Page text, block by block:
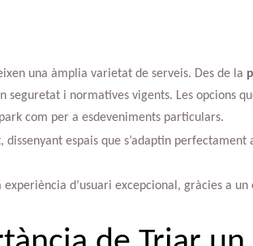
una àmplia varietat de serveis. Des de la
seguretat i normatives vigents. Les opcions
com per a esdeveniments particulars.
espais que s’adaptin perfectament
d’usuari excepcional, gràcies a un